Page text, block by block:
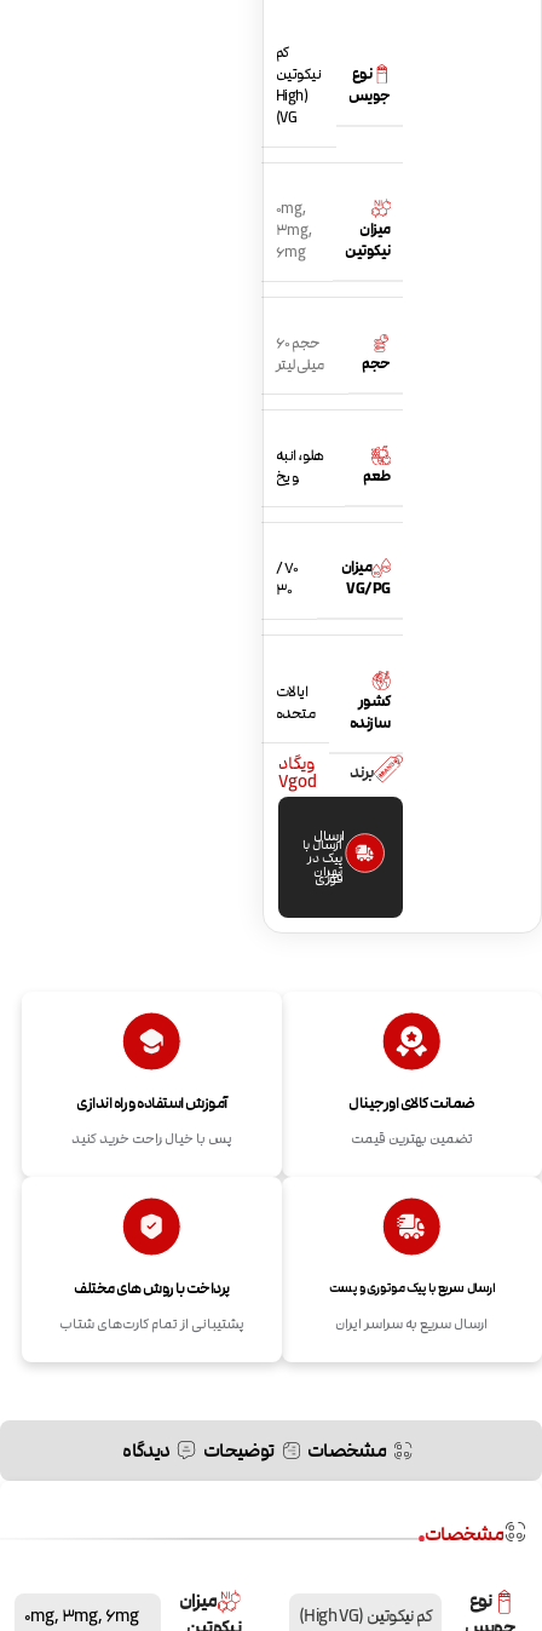
نوع
جویس
کم
نیکوتین
(High
VG)
میزان
نیکوتین
0mg,
3mg,
6mg
حجم
حجم 60
میلی لیتر
طعم
هلو، انبه
و یخ
میزان
VG/PG
70 /
30
کشور
سازنده
ایالات
متحده
برند ویگاد
Vgod
ارسال
فوری
ارسال با
پیک در
تهران
ضمانت کالای اورجینال
تضمین بهترین قیمت
آموزش استفاده و راه اندازی
پس با خیال راحت خرید کنید
ارسال سریع با پیک موتوری و پست
ارسال سریع به سراسر ایران
پرداخت با روش های مختلف
پشتیبانی از تمام کارت‌های شتاب
مشخصات توضیحات دیدگاه
مشخصات
نوع
کم نیکوتین (High VG)
میزان
0mg,3mg,6mg